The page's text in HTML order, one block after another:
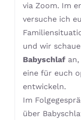
via Zoom. Im
versuche ich
und wir
Babyschlafan,
eine für euch
entwickeln.
Im
über